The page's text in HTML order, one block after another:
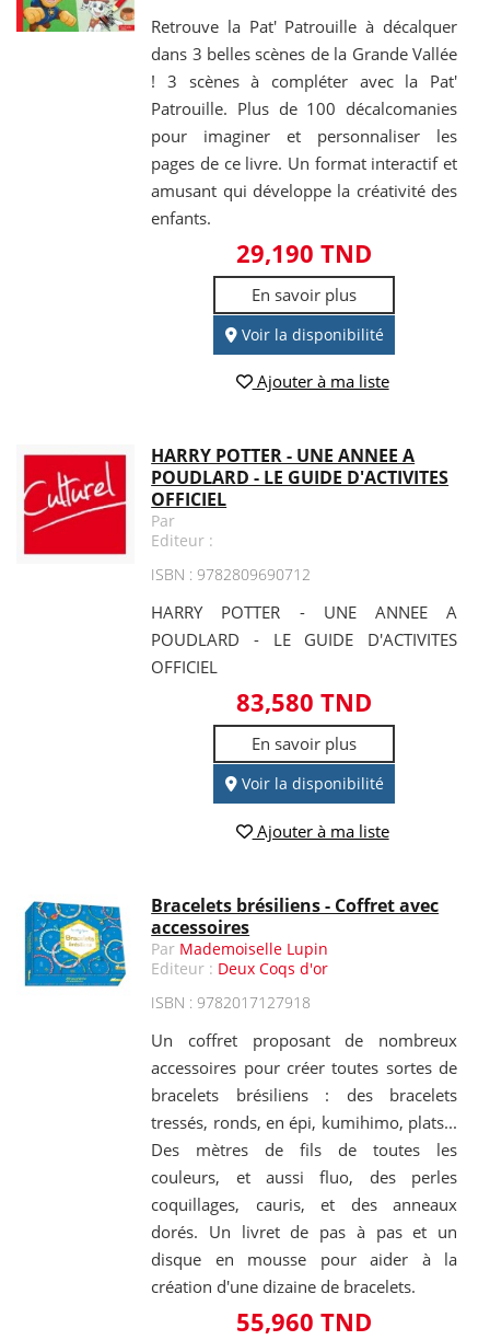
Retrouve la Pat' Patrouille à décalquer
dans 3 belles scènes de la Grande Vallée
! 3 scènes à compléter avec la Pat'
Patrouille. Plus de 100 décalcomanies
pour imaginer et personnaliser les
pages de ce livre. Un format interactif et
amusant qui développe la créativité des
enfants.
29,190 TND
En savoir plus
Voir la disponibilité
Ajouter à ma liste
HARRY POTTER - UNE ANNEE A
POUDLARD - LE GUIDE D'ACTIVITES
OFFICIEL
Par
Editeur :
ISBN : 9782809690712
HARRY POTTER - UNE ANNEE A
POUDLARD - LE GUIDE D'ACTIVITES
OFFICIEL
83,580 TND
En savoir plus
Voir la disponibilité
Ajouter à ma liste
Bracelets brésiliens - Coffret avec
accessoires
Par Mademoiselle Lupin
Editeur : Deux Coqs d'or
ISBN : 9782017127918
Un coffret proposant de nombreux
accessoires pour créer toutes sortes de
bracelets brésiliens : des bracelets
tressés, ronds, en épi, kumihimo, plats...
Des mètres de fils de toutes les
couleurs, et aussi fluo, des perles
coquillages, cauris, et des anneaux
dorés. Un livret de pas à pas et un
disque en mousse pour aider à la
création d'une dizaine de bracelets.
55,960 TND